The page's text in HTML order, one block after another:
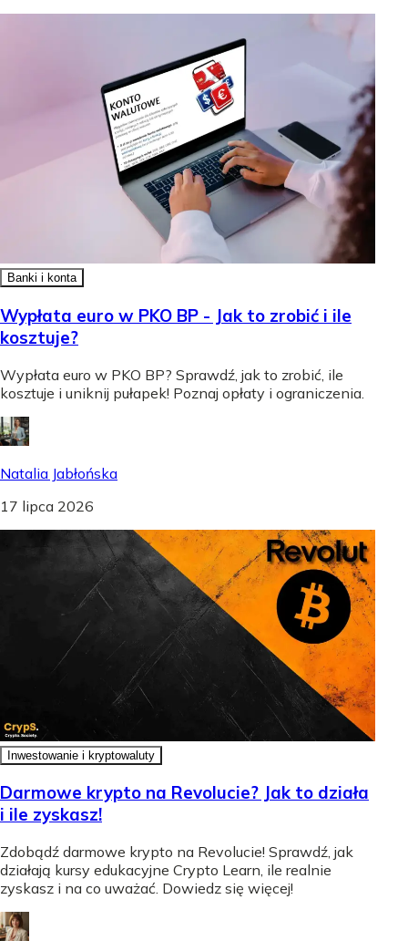
Banki i konta
Wypłata euro w PKO BP - Jak to zrobić i ile
kosztuje?
Wypłata euro w PKO BP? Sprawdź, jak to zrobić, ile
kosztuje i uniknij pułapek! Poznaj opłaty i ograniczenia.
Natalia Jabłońska
17 lipca 2026
Inwestowanie i kryptowaluty
Darmowe krypto na Revolucie? Jak to działa
i ile zyskasz!
Zdobądź darmowe krypto na Revolucie! Sprawdź, jak
działają kursy edukacyjne Crypto Learn, ile realnie
zyskasz i na co uważać. Dowiedz się więcej!